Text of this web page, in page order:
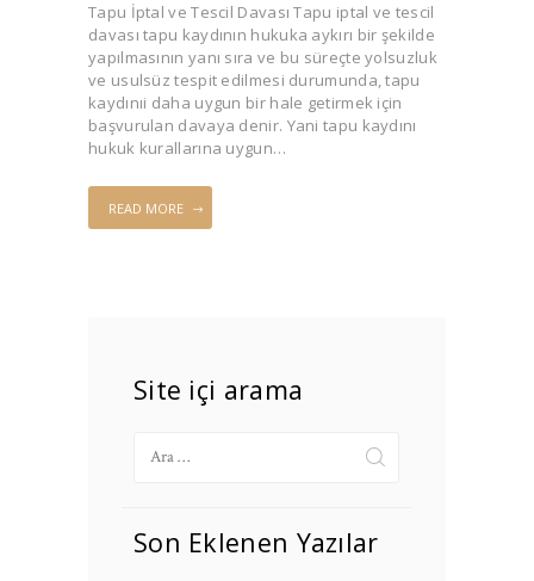
Tapu İptal ve Tescil Davası Tapu iptal ve tescil
davası tapu kaydının hukuka aykırı bir şekilde
yapılmasının yanı sıra ve bu süreçte yolsuzluk
ve usulsüz tespit edilmesi durumunda, tapu
kaydınıi daha uygun bir hale getirmek için
başvurulan davaya denir. Yani tapu kaydını
hukuk kurallarına uygun…
READ MORE
Site içi arama
Son Eklenen Yazılar